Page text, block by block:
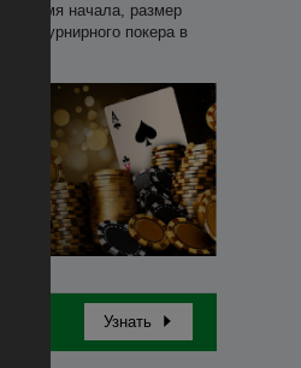
время начала, размер
турнирного покера в
Узнать